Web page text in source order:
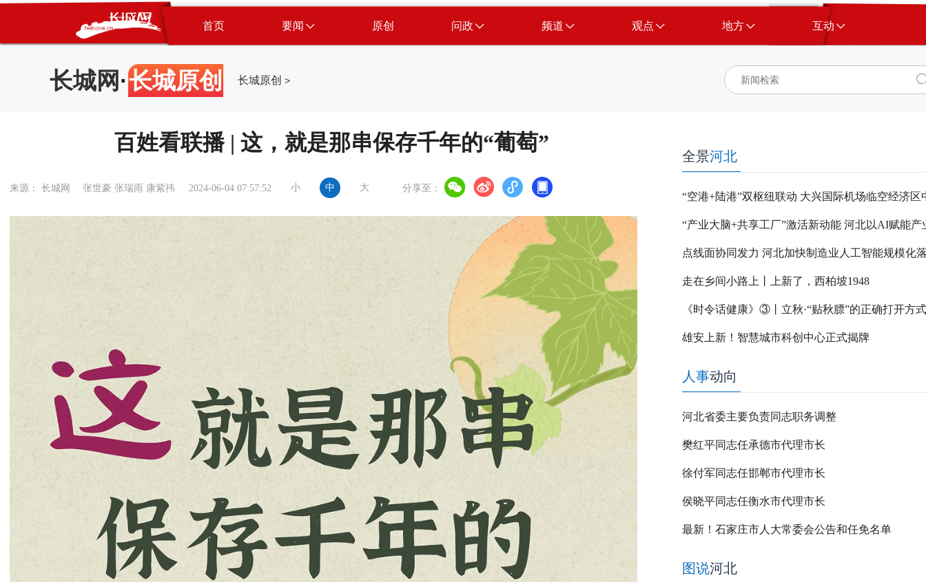
首页 要闻 原创 问政 频道 观点 地方 互动
长城网 ·长城原创 长城原创 >
百姓看联播 | 这，就是那串保存千年的“葡萄”
来源： 长城网 张世豪 张瑞雨 康紫祎 2024-06-04 07:57:52 小 中 大 分享至：
全景河北
点线面协同发力 河北加快制造业人工智能规模化
走在乡间小路上丨上新了，西柏坡1948
《时令话健康》③丨立秋·“贴秋膘”的正确打开方式
雄安上新！智慧城市科创中心正式揭牌
人事动向
河北省委主要负责同志职务调整
樊红平同志任承德市代理市长
徐付军同志任邯郸市代理市长
侯晓平同志任衡水市代理市长
最新！石家庄市人大常委会公告和任免名单
图说河北